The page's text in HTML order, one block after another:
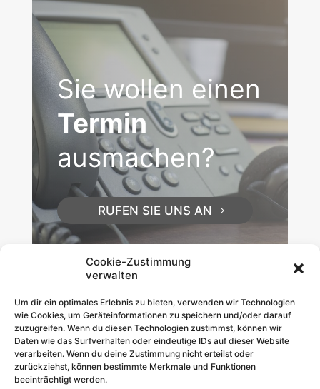
Cookie-Zustimmung
verwalten
Um dir ein optimales Erlebnis zu bieten, verwenden wir Technologien
wie Cookies, um Geräteinformationen zu speichern und/oder darauf
zuzugreifen. Wenn du diesen Technologien zustimmst, können wir
Daten wie das Surfverhalten oder eindeutige IDs auf dieser Website
verarbeiten. Wenn du deine Zustimmung nicht erteilst oder
zurückziehst, können bestimmte Merkmale und Funktionen
beeinträchtigt werden.
Sie wollen einen
Termin
ausmachen?
RUFEN SIE UNS AN
Wir sind persönlich erreichbar:
Telefonisch unter05452 2202oder05452 3051und
per E-Mailpraxis@hausaerztezentrum-mettingen.de